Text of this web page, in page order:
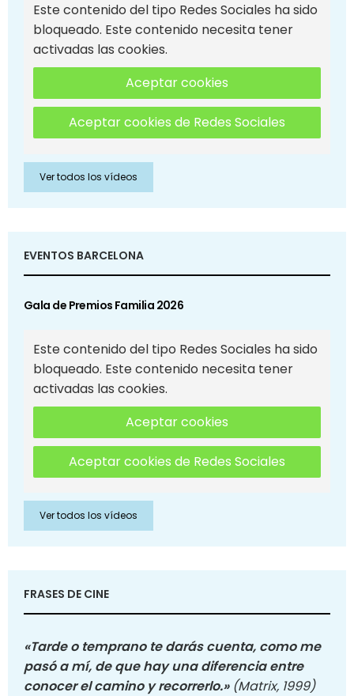
Este contenido del tipo Redes Sociales ha sido
bloqueado. Este contenido necesita tener
activadas las cookies.
Aceptar cookies
Aceptar cookies de Redes Sociales
Ver todos los vídeos
EVENTOS BARCELONA
Gala de Premios Familia 2026
Este contenido del tipo Redes Sociales ha sido
bloqueado. Este contenido necesita tener
activadas las cookies.
Aceptar cookies
Aceptar cookies de Redes Sociales
Ver todos los vídeos
FRASES DE CINE
«Tarde o temprano te darás cuenta, como me
pasó a mí, de que hay una diferencia entre
conocer el camino y recorrerlo.» (Matrix, 1999)